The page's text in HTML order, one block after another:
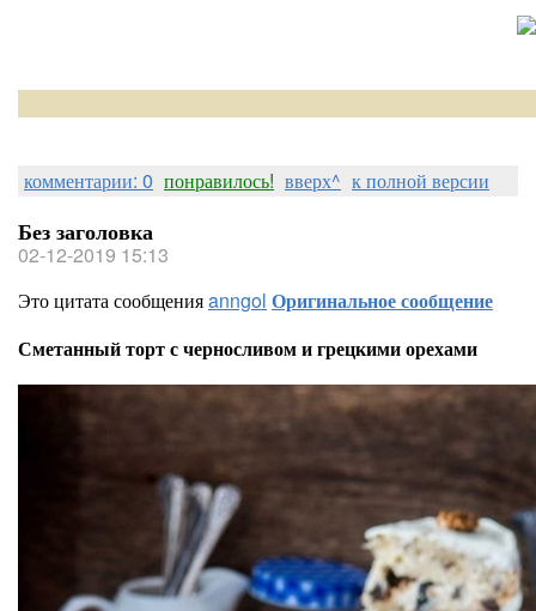
комментарии: 0 понравилось! вверх^ к полной версии
Без заголовка
02-12-2019 15:13
Это цитата сообщенияanngol Оригинальное сообщение
Сметанный торт с черносливом и грецкими орехами